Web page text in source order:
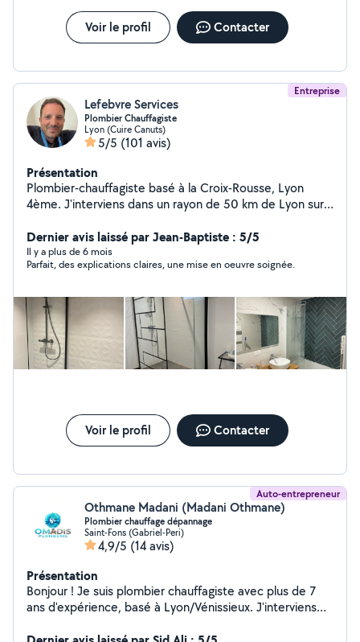
Voir le profil Contacter
Entreprise
Lefebvre Services
Plombier Chauffagiste
Lyon (Cuire Canuts)
5/5 (101 avis)
Présentation
Plombier-chauffagiste basé à la Croix-Rousse, Lyon
4ème. J'interviens dans un rayon de 50 km de Lyon sur
Professionnel, méticuleux, possédant le sens du détail,
j'ai le goût du travail bien réalisé. Attention : si vous
souhaitez me faire une demande privée, veillez à bien
« Chauffage », car si vous sélectionnez une autre
catégorie, l'application ne me laissera pas répondre à
votre demande privée.
Dernier avis laissé par Jean-Baptiste : 5/5
Il y a plus de 6 mois
Parfait, des explications claires, une mise en oeuvre soignée.
Voir le profil Contacter
Auto-entrepreneur
Othmane Madani (Madani Othmane)
Plombier chauffage dépannage
Saint-Fons (Gabriel-Peri)
4,9/5 (14 avis)
Présentation
Bonjour ! Je suis plombier chauffagiste avec plus de 7
ans d'expérience, basé à Lyon/Vénissieux. J'interviens